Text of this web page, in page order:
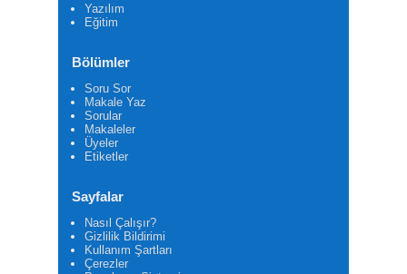
Yazılım
Eğitim
Bölümler
Soru Sor
Makale Yaz
Sorular
Makaleler
Üyeler
Etiketler
Sayfalar
Nasıl Çalışır?
Gizlilik Bildirimi
Kullanım Şartları
Çerezler